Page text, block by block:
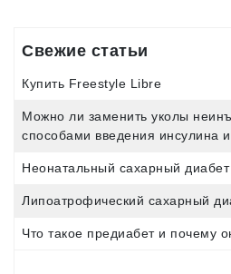
Свежие статьи
Купить Freestyle Libre
Можно ли заменить уколы
способами введения инсулина
Неонатальный сахарный диабет
Липоатрофический сахарный
Что такое предиабет и почему